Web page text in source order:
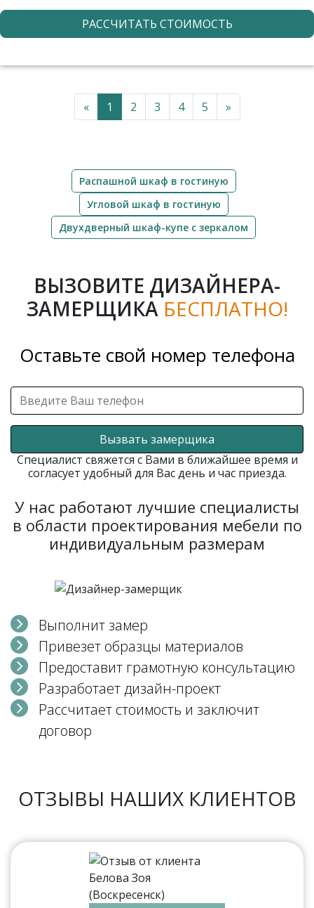
РАССЧИТАТЬ СТОИМОСТЬ
« 1 2 3 4 5 »
Распашной шкаф в гостиную
Угловой шкаф в гостиную
Двухдверный шкаф-купе с зеркалом
ВЫЗОВИТЕ ДИЗАЙНЕРА-
ЗАМЕРЩИКА БЕСПЛАТНО!
Оставьте свой номер телефона
Вызвать замерщика
Специалист свяжется с Вами в ближайшее время и
согласует удобный для Вас день и час приезда.
У нас работают лучшие специалисты
в области проектирования мебели по
индивидуальным размерам
Выполнит замер
Привезет образцы материалов
Предоставит грамотную консультацию
Разработает дизайн-проект
Рассчитает стоимость и заключит
договор
ОТЗЫВЫ НАШИХ КЛИЕНТОВ